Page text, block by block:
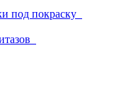
под покраску